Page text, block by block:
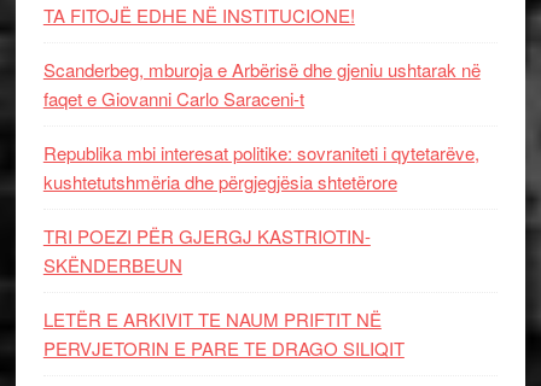
TA FITOJË EDHE NË INSTITUCIONE!
Scanderbeg, mburoja e Arbërisë dhe gjeniu ushtarak në
faqet e Giovanni Carlo Saraceni-t
Republika mbi interesat politike: sovraniteti i qytetarëve,
kushtetutshmëria dhe përgjegjësia shtetërore
TRI POEZI PËR GJERGJ KASTRIOTIN-
SKËNDERBEUN
LETËR E ARKIVIT TE NAUM PRIFTIT NË
PERVJETORIN E PARE TE DRAGO SILIQIT